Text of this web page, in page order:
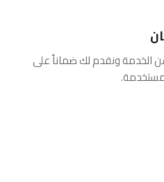
الخدمة ونقدم لك ضماناً على